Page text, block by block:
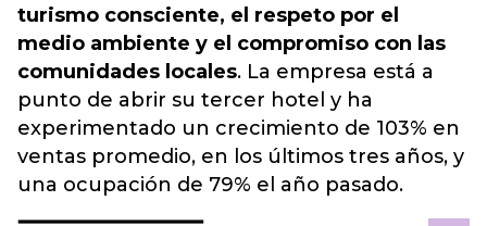
turismo consciente, el respeto por el
medio ambiente y el compromiso con las
comunidades locales. La empresa está a
punto de abrir su tercer hotel y ha
experimentado un crecimiento de 103% en
ventas promedio, en los últimos tres años, y
una ocupación de 79% el año pasado.